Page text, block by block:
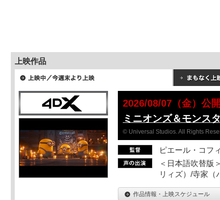
上映作品
2026/08/07（金）公
ミニオンズ＆モンス
© Universal Studios. All Rights
ピエール・コフ
＜日本語吹替版
リィズ）/寺家（
作品情報・上映スケジュール